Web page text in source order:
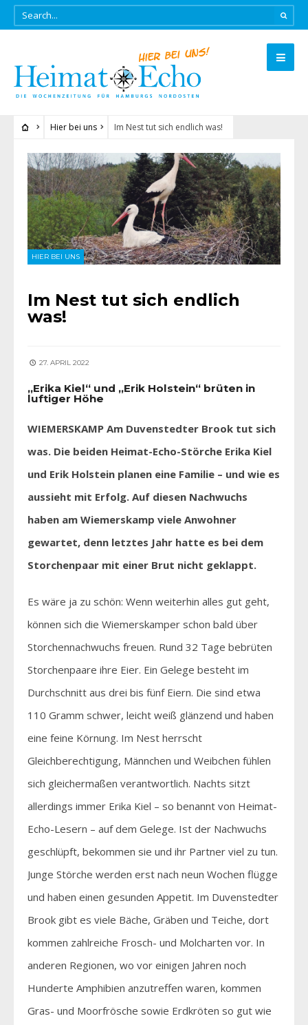
Hier bei uns Im Nest tut sich endlich was!
HIER BEI UNS
Im Nest tut sich endlich
was!
27. APRIL 2022
„Erika Kiel“ und „Erik Holstein“ brüten in
luftiger Höhe
WIEMERSKAMP Am Duvenstedter Brook tut sich
was. Die beiden Heimat-Echo-Störche Erika Kiel
und Erik Holstein planen eine Familie – und wie es
aussieht mit Erfolg. Auf diesen Nachwuchs
haben am Wiemerskamp viele Anwohner
gewartet, denn letztes Jahr hatte es bei dem
Storchenpaar mit einer Brut nicht geklappt.
Es wäre ja zu schön: Wenn weiterhin alles gut geht,
können sich die Wiemerskamper schon bald über
Storchennachwuchs freuen. Rund 32 Tage bebrüten
Storchenpaare ihre Eier. Ein Gelege besteht im
Durchschnitt aus drei bis fünf Eiern. Die sind etwa
110 Gramm schwer, leicht weiß glänzend und haben
eine feine Körnung. Im Nest herrscht
Gleichberechtigung, Männchen und Weibchen fühlen
sich gleichermaßen verantwortlich. Nachts sitzt
allerdings immer Erika Kiel – so benannt von Heimat-
Echo-Lesern – auf dem Gelege. Ist der Nachwuchs
geschlüpft, bekommen sie und ihr Partner viel zu tun.
Junge Störche werden erst nach neun Wochen flügge
und haben einen gesunden Appetit. Im Duvenstedter
Brook gibt es viele Bäche, Gräben und Teiche, dort
kommen zahlreiche Frosch- und Molcharten vor. In
anderen Regionen, wo vor einigen Jahren noch
Hunderte Amphibien anzutreffen waren, kommen
Gras- und Moorfrösche sowie Erdkröten so gut wie